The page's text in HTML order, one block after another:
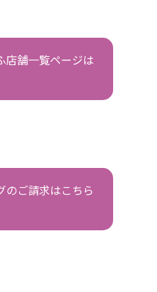
店舗一覧ページは
のご請求はこちら